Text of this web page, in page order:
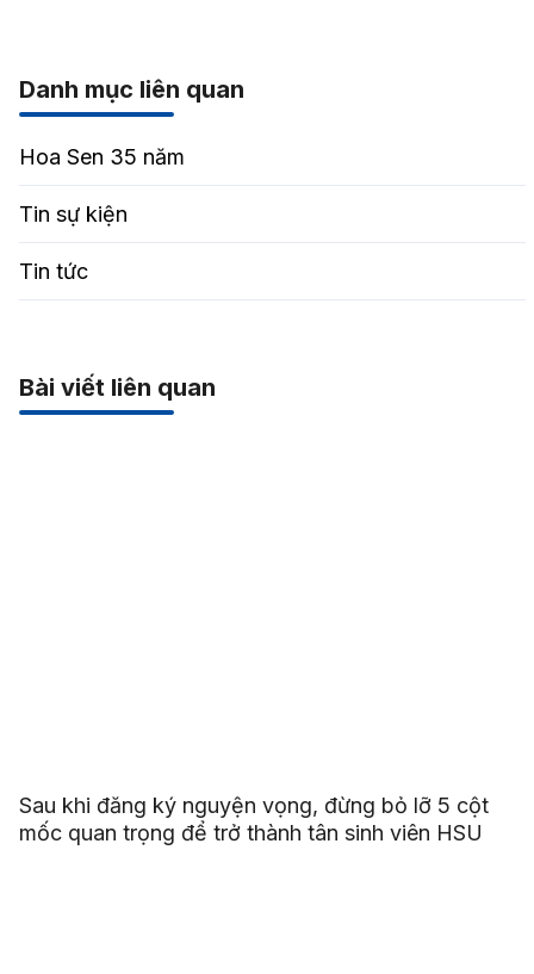
Danh mục liên quan
Hoa Sen 35 năm
Tin sự kiện
Tin tức
Bài viết liên quan
Sau khi đăng ký nguyện vọng, đừng bỏ lỡ 5 cột
mốc quan trọng để trở thành tân sinh viên HSU